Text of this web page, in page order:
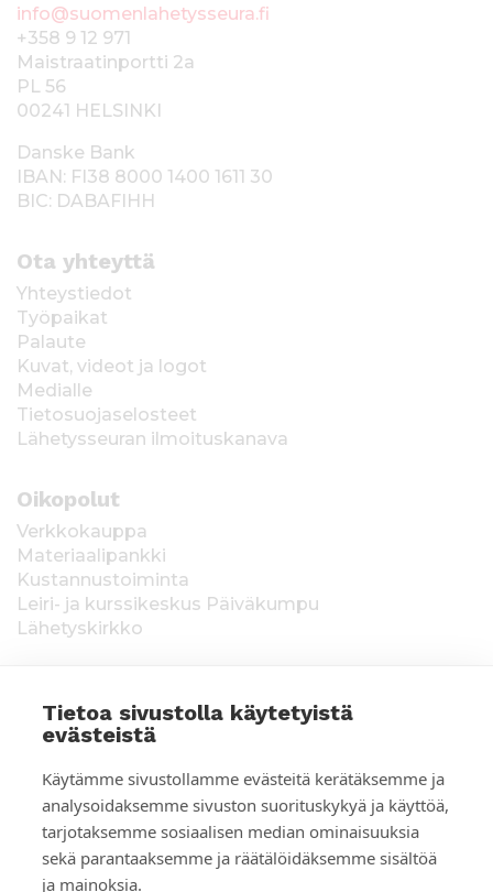
Tietoa sivustolla käytetyistä
evästeistä
Käytämme sivustollamme evästeitä kerätäksemme ja
analysoidaksemme sivuston suorituskykyä ja käyttöä,
tarjotaksemme sosiaalisen median ominaisuuksia
sekä parantaaksemme ja räätälöidäksemme sisältöä
ja mainoksia.
info@suomenlahetysseura.fi
+358 9 12 971
Maistraatinportti 2a
PL 56
00241 HELSINKI
Danske Bank
IBAN: FI38 8000 1400 1611 30
BIC: DABAFIHH
Ota yhteyttä
Yhteystiedot
Työpaikat
Palaute
Kuvat, videot ja logot
Medialle
Tietosuojaselosteet
Lähetysseuran ilmoituskanava
Oikopolut
Verkkokauppa
Materiaalipankki
Kustannustoiminta
Leiri- ja kurssikeskus Päiväkumpu
Lähetyskirkko
voimassa toistaiseksi 1.1.2021 alkaen, myönnetty
1.12.2020, Poliisihallitus. Ahvenanmaa ÅLR
2025/5437, voimassa 1.1.–31.12.2026, myönnetty
28.8.2025 Ahvenanmaan maakuntahallitus. Kerätyt
varat käytetään Suomen Lähetysseuran